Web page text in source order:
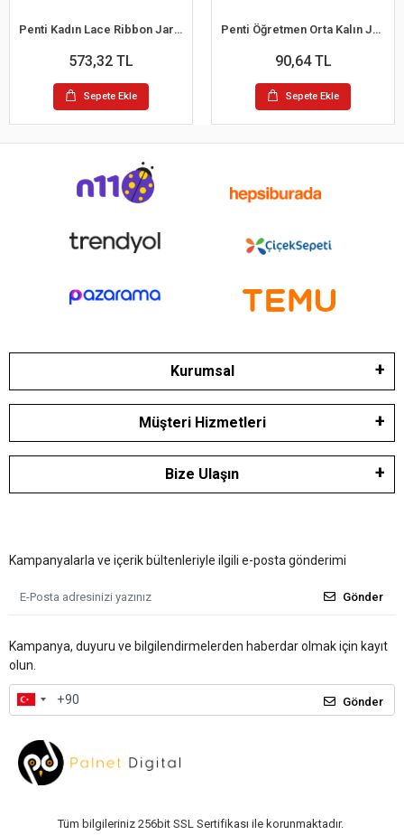
Penti Kadın Lace Ribbon Jartiyer Çorap
573,32 TL
Sepete Ekle
Penti Öğretmen Orta Kalın Jartiyersiz Çorap
90,64 TL
Sepete Ekle
Kurumsal
Müşteri Hizmetleri
Bize Ulaşın
Kampanyalarla ve içerik bültenleriyle ilgili e-posta gönderimi
Gönder
Kampanya, duyuru ve bilgilendirmelerden haberdar olmak için kayıt
olun.
Gönder
Tüm bilgileriniz 256bit SSL Sertifikası ile korunmaktadır.